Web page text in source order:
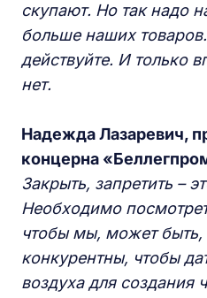
скупают. Но так надо
больше наших
действуйте. И только
нет.
Надежда Лазаревич,
концерна
Закрыть, запретить –
Необходимо
чтобы мы, может быть,
конкурентны, чтобы
воздуха для создания